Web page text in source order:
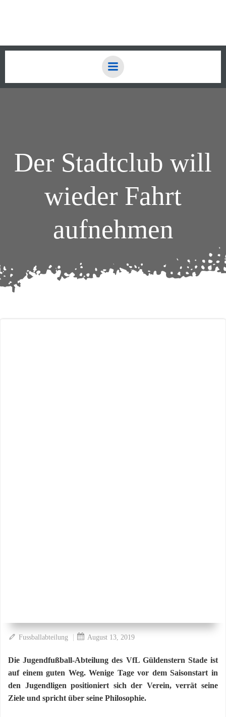
Der Stadtclub will
wieder Fahrt
aufnehmen
Fussballabteilung | August 13, 2019
Die Jugendfußball-Abteilung des VfL Güldenstern Stade ist
auf einem guten Weg. Wenige Tage vor dem Saisonstart in
den Jugendligen positioniert sich der Verein, verrät seine
Ziele und spricht über seine Philosophie.